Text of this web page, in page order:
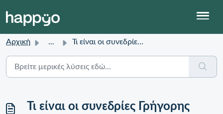
Αρχική ... Τι είναι οι συνεδρίες Γρήγορης ανακούφισης;
Τι είναι οι συνεδρίες Γρήγορης